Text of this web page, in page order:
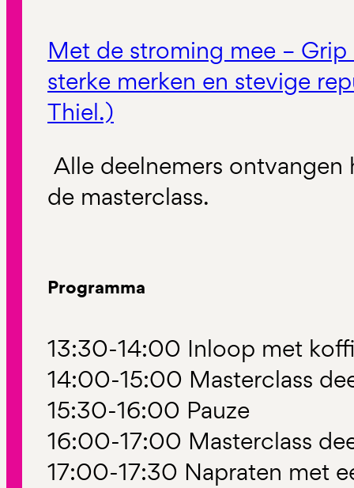
Met de stroming mee –
sterke merken en stevige
Thiel.)
Alle deelnemers
de masterclass.
Programma
13:30-14:00 Inloop met
14:00-15:00 Masterclass
15:30-16:00 Pauze
16:00-17:00 Masterclass
17:00-17:30 Napraten met